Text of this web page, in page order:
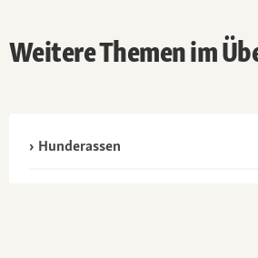
Weitere Themen im
Hunderassen